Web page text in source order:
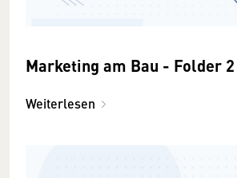
Marketing am Bau - Folder 2
Weiterlesen